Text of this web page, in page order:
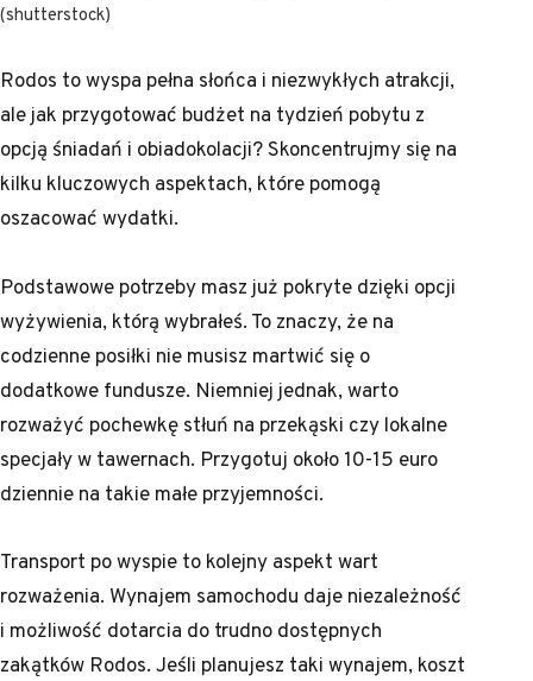
(shutterstock)
Rodos to wyspa pełna słońca i niezwykłych atrakcji,
ale jak przygotować budżet na tydzień pobytu z
opcją śniadań i obiadokolacji? Skoncentrujmy się na
kilku kluczowych aspektach, które pomogą
oszacować wydatki.
Podstawowe potrzeby masz już pokryte dzięki opcji
wyżywienia, którą wybrałeś. To znaczy, że na
codzienne posiłki nie musisz martwić się o
dodatkowe fundusze. Niemniej jednak, warto
rozważyć pochewkę stłuń na przekąski czy lokalne
specjały w tawernach. Przygotuj około 10-15 euro
dziennie na takie małe przyjemności.
Transport po wyspie to kolejny aspekt wart
rozważenia. Wynajem samochodu daje niezależność
i możliwość dotarcia do trudno dostępnych
zakątków Rodos. Jeśli planujesz taki wynajem, koszt